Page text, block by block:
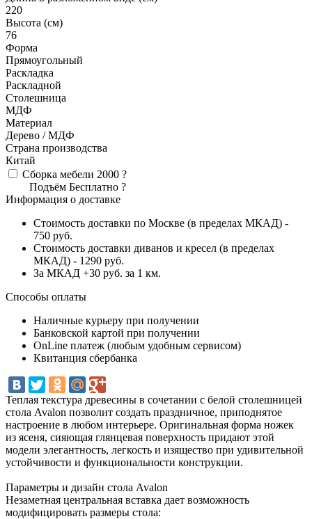
220
Высота (см)
76
Форма
Прямоугольный
Раскладка
Раскладной
Столешница
МДФ
Материал
Дерево / МДФ
Страна производства
Китай
Сборка мебели 2000 ?
Подъём Бесплатно ?
Информация о доставке
Стоимость доставки по Москве (в пределах МКАД) -
750 руб.
Стоимость доставки диванов и кресел (в пределах
МКАД) - 1290 руб.
За МКАД +30 руб. за 1 км.
Способы оплаты
Наличные курьеру при получении
Банковской картой при получении
OnLine платеж (любым удобным сервисом)
Квитанция сбербанка
Теплая текстура древесины в сочетании с белой столешницей
стола Avalon позволит создать праздничное, приподнятое
настроение в любом интерьере. Оригинальная форма ножек
из ясеня, сияющая глянцевая поверхность придают этой
модели элегантность, легкость и изящество при удивительной
устойчивости и функциональности конструкции.
Параметры и дизайн стола Avalon
Незаметная центральная вставка дает возможность
модифицировать размеры стола: